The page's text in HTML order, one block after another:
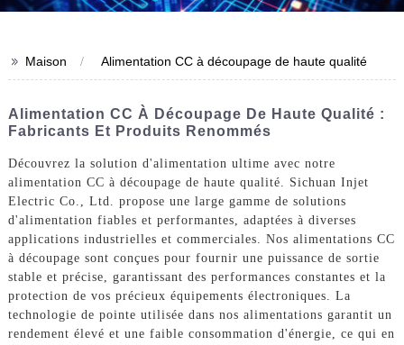
>> Maison Alimentation CC à découpage de haute qualité
Alimentation CC À Découpage De Haute Qualité :
Fabricants Et Produits Renommés
Découvrez la solution d'alimentation ultime avec notre
alimentation CC à découpage de haute qualité. Sichuan Injet
Electric Co., Ltd. propose une large gamme de solutions
d'alimentation fiables et performantes, adaptées à diverses
applications industrielles et commerciales. Nos alimentations CC
à découpage sont conçues pour fournir une puissance de sortie
stable et précise, garantissant des performances constantes et la
protection de vos précieux équipements électroniques. La
technologie de pointe utilisée dans nos alimentations garantit un
rendement élevé et une faible consommation d'énergie, ce qui en